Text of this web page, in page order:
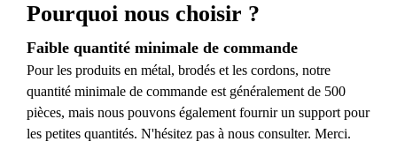
Pourquoi nous choisir ?
Faible quantité minimale de commande
Pour les produits en métal, brodés et les cordons, notre
quantité minimale de commande est généralement de 500
pièces, mais nous pouvons également fournir un support pour
les petites quantités. N'hésitez pas à nous consulter. Merci.